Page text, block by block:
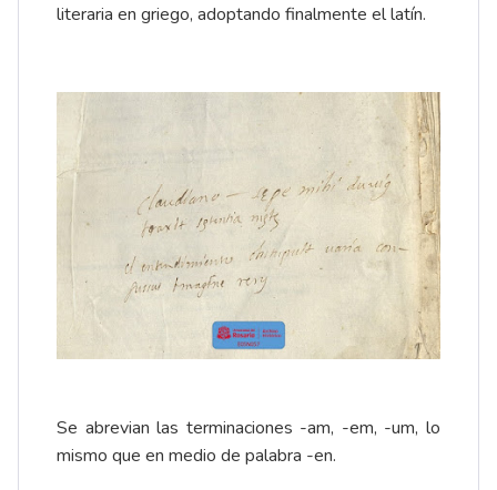
literaria en griego, adoptando finalmente el latín.
Se abrevian las terminaciones -am, -em, -um, lo
mismo que en medio de palabra -en.